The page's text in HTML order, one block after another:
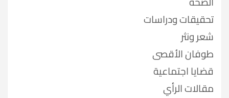
تحقيقات ودراسات
شعر ونثر
طوفان الأقصى
قضايا اجتماعية
مقالات الرأي